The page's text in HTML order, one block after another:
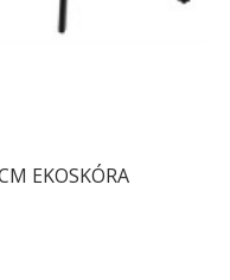
EKOSKÓRA